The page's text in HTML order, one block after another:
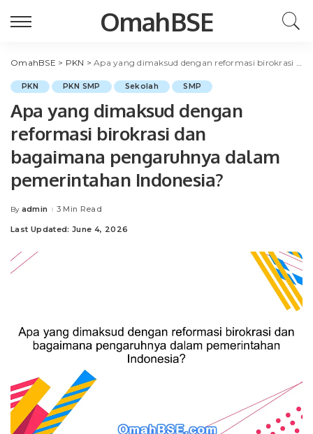
OmahBSE
OmahBSE > PKN >Apa yang dimaksud dengan reformasi birokrasi dan bagaimana pengaruhnya dalam pemerintahan Indonesia?
PKN PKN SMP Sekolah SMP
Apa yang dimaksud dengan
reformasi birokrasi dan
bagaimana pengaruhnya dalam
pemerintahan Indonesia?
Posted
By admin 3 Min Read
Last Updated: June 4, 2026